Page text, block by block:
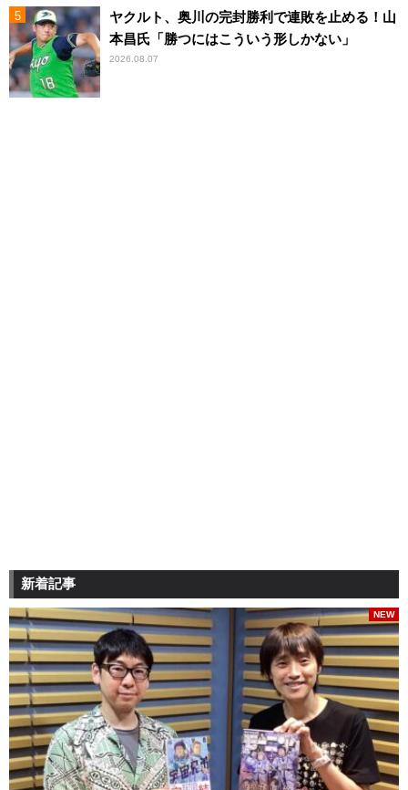
ヤクルト、奥川の完封勝利で連敗を止める！山
本昌氏「勝つにはこういう形しかない」
2026.08.07
新着記事
NEW